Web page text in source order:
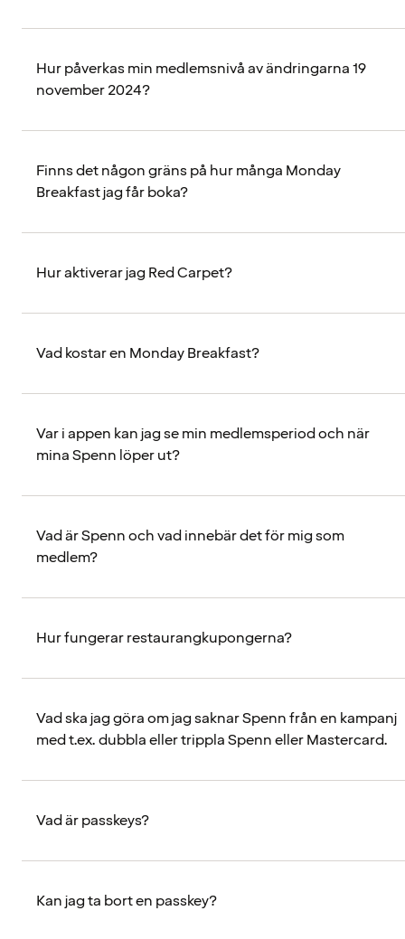
Hur påverkas min medlemsnivå av ändringarna 19
november 2024?
Finns det någon gräns på hur många Monday
Breakfast jag får boka?
Hur aktiverar jag Red Carpet?
Vad kostar en Monday Breakfast?
Var i appen kan jag se min medlemsperiod och när
mina Spenn löper ut?
Vad är Spenn och vad innebär det för mig som
medlem?
Hur fungerar restaurangkupongerna?
Vad ska jag göra om jag saknar Spenn från en kampanj
med t.ex. dubbla eller trippla Spenn eller Mastercard.
Vad är passkeys?
Kan jag ta bort en passkey?